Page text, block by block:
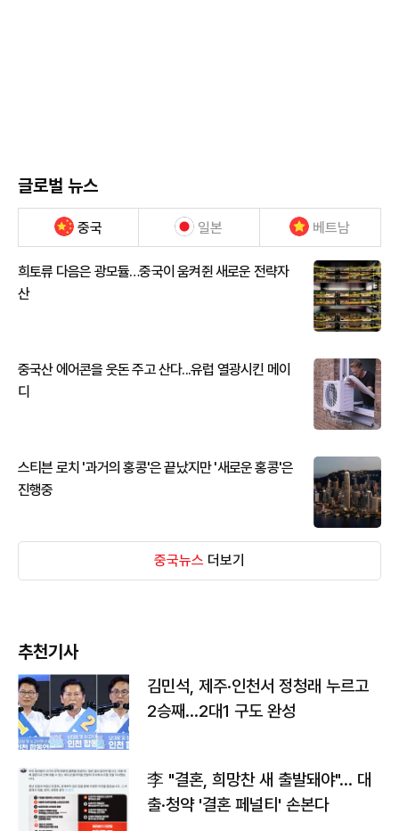
글로벌 뉴스
중국 일본 베트남
희토류 다음은 광모듈…중국이 움켜쥔 새로운 전략자
산
중국산 에어콘을 웃돈 주고 산다...유럽 열광시킨 메이
디
스티븐 로치 '과거의 홍콩'은 끝났지만 '새로운 홍콩'은
진행중
중국뉴스 더보기
추천기사
김민석, 제주·인천서 정청래 누르고
2승째…2대1 구도 완성
李 "결혼, 희망찬 새 출발돼야"… 대
출·청약 '결혼 페널티' 손본다